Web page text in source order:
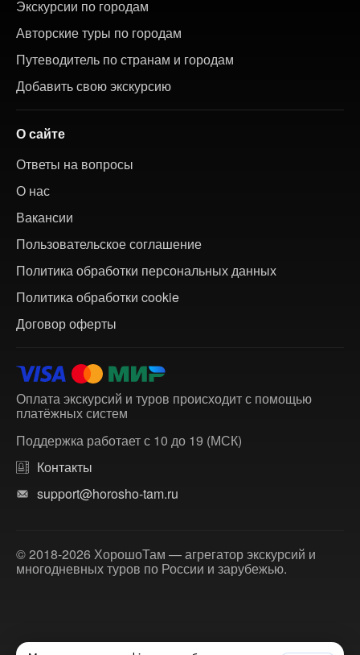
Экскурсии по городам
Авторские туры по городам
Путеводитель по странам и городам
Добавить свою экскурсию
О сайте
Ответы на вопросы
О нас
Вакансии
Пользовательское соглашение
Политика обработки персональных данных
Политика обработки cookie
Договор оферты
Оплата экскурсий и туров происходит с помощью
платёжных систем
Поддержка работает с 10 до 19 (МСК)
Контакты
support@horosho-tam.ru
© 2018-2026 ХорошоТам — агрегатор экскурсий и
многодневных туров по России и зарубежью.